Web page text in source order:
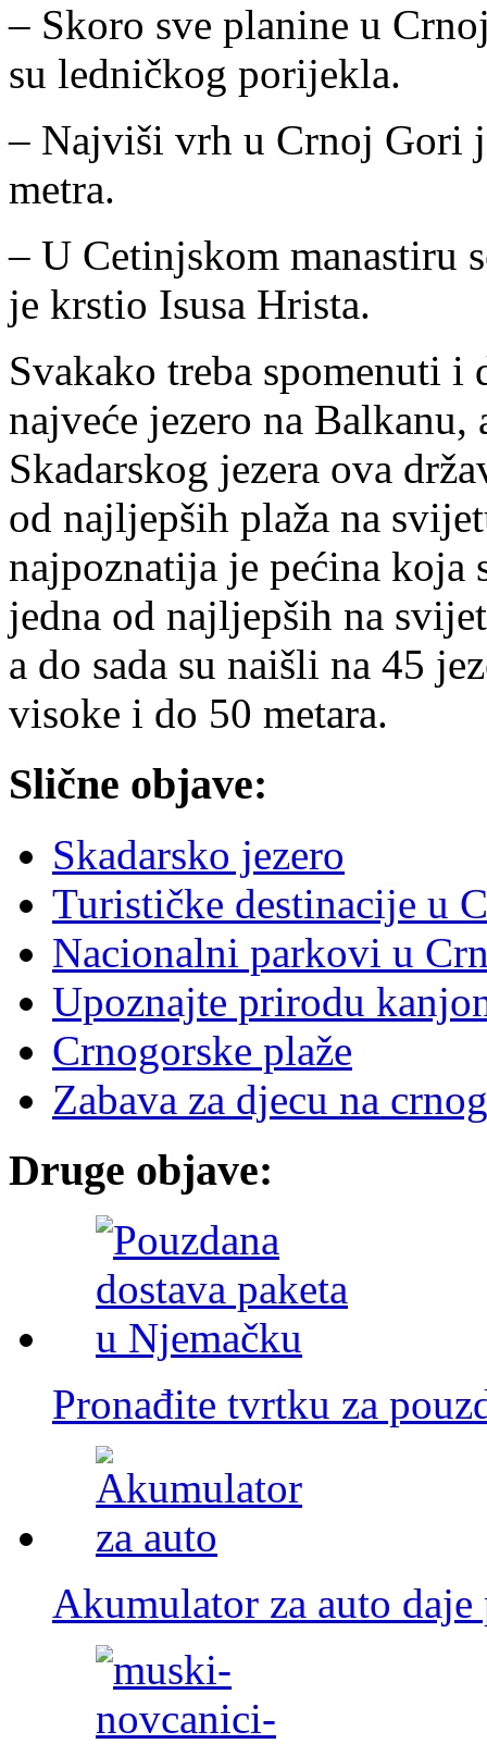
– Skoro sve planine u
su ledničkog porijekla.
– Najviši vrh u Crnoj Gori
metra.
– U Cetinjskom manastiru
je krstio Isusa Hrista.
Svakako treba spomenuti
najveće jezero na
Skadarskog jezera ova
od najljepših plaža na
najpoznatija je pećina
jedna od najljepših na
a do sada su naišli na 45
visoke i do 50 metara.
Slične objave:
Skadarsko jezero
Turističke destinacije u
Nacionalni parkovi u
Upoznajte prirodu
Crnogorske plaže
Zabava za djecu na
Druge objave:
Pronađite tvrtku za
Akumulator za auto